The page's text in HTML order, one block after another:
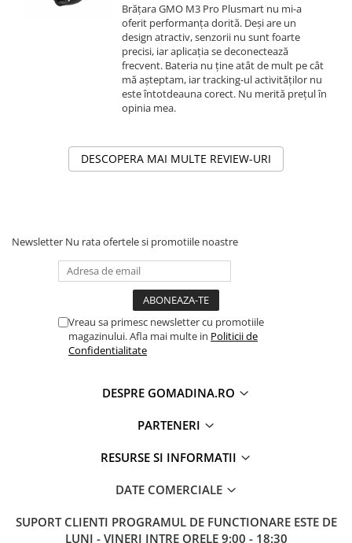
Brățara GMO M3 Pro Plusmart nu mi-a
oferit performanța dorită. Deși are un
design atractiv, senzorii nu sunt foarte
precisi, iar aplicația se deconectează
frecvent. Bateria nu ține atât de mult pe cât
mă așteptam, iar tracking-ul activităților nu
este întotdeauna corect. Nu merită prețul în
opinia mea.
DESCOPERA MAI MULTE REVIEW-URI
Newsletter Nu rata ofertele si promotiile noastre
Vreau sa primesc newsletter cu promotiile
magazinului. Afla mai multe in Politicii de
Confidentialitate
DESPRE GOMADINA.RO
PARTENERI
RESURSE SI INFORMATII
DATE COMERCIALE
SUPORT CLIENTI PROGRAMUL DE FUNCTIONARE ESTE DE
LUNI - VINERI INTRE ORELE 9:00 - 18:30